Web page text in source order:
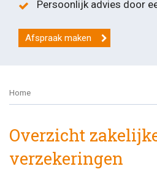
Persoonlijk advies door
Afspraak maken
Home
Overzicht
verzekeringen